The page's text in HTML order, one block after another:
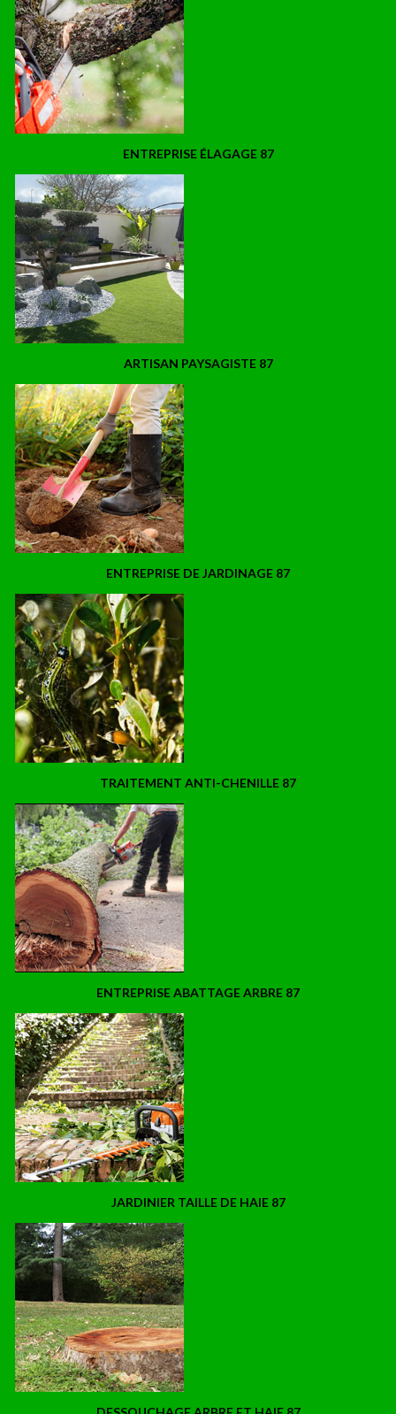
ENTREPRISE ÉLAGAGE 87
ARTISAN PAYSAGISTE 87
ENTREPRISE DE JARDINAGE 87
TRAITEMENT ANTI-CHENILLE 87
ENTREPRISE ABATTAGE ARBRE 87
JARDINIER TAILLE DE HAIE 87